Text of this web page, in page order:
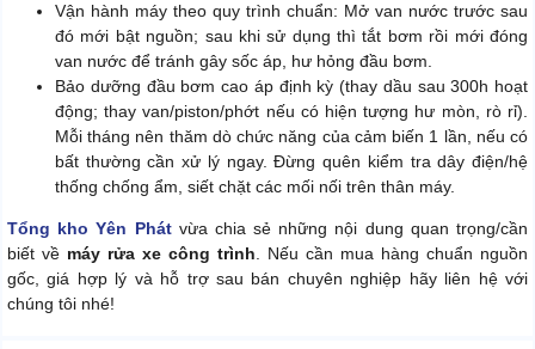
Vận hành máy theo quy trình chuẩn: Mở van nước trước sau
đó mới bật nguồn; sau khi sử dụng thì tắt bơm rồi mới đóng
van nước để tránh gây sốc áp, hư hỏng đầu bơm.
Bảo dưỡng đầu bơm cao áp định kỳ (thay dầu sau 300h hoạt
động; thay van/piston/phớt nếu có hiện tượng hư mòn, rò rỉ).
Mỗi tháng nên thăm dò chức năng của cảm biến 1 lần, nếu có
bất thường cần xử lý ngay. Đừng quên kiểm tra dây điện/hệ
thống chống ẩm, siết chặt các mối nối trên thân máy.
Tổng kho Yên Phátvừa chia sẻ những nội dung quan trọng/cần
biết về máy rửa xe công trình . Nếu cần mua hàng chuẩn nguồn
gốc, giá hợp lý và hỗ trợ sau bán chuyên nghiệp hãy liên hệ với
chúng tôi nhé!